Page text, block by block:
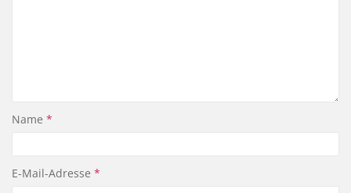
Name *
E-Mail-Adresse *